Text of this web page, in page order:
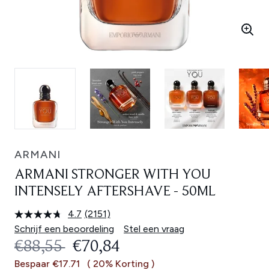
ARMANI
ARMANI STRONGER WITH YOU
INTENSELY AFTERSHAVE - 50ML
4.7 Lees
2151
beoordelingen.
Dezelfde
paginalink.
(2151)
Schrijf een beoordeling
Stel een vraag
RECOMMENDED RETAIL PRICE:
€88,55 HUIDIGE PRIJS:
€70,84
Bespaar €17.71 ( 20% Korting )